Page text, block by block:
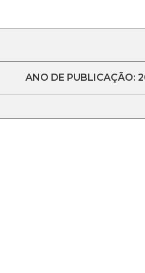
ANO DE PUBLICAÇÃO: